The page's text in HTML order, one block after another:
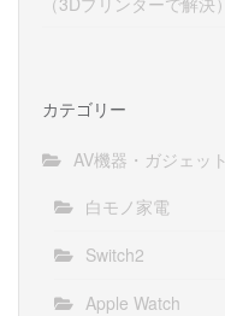
カテゴリー
AV機器・ガジェット
白モノ家電
Switch2
Apple Watch